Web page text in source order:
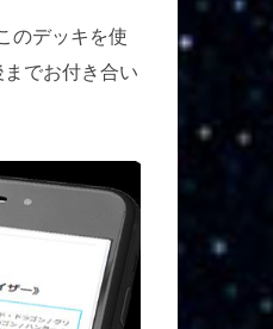
のデッキを使
でお付き合い